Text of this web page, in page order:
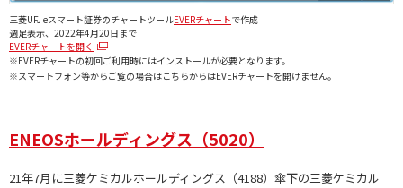
三菱UFJ eスマート証券のチャートツールEVERチャートで作成
週足表示、2022年4月20日まで
EVERチャートを開く
※EVERチャートの初回ご利用時にはインストールが必要となります。
※スマートフォン等からご覧の場合はこちらからはEVERチャートを開けません。
ENEOSホールディングス（5020）
21年7月に三菱ケミカルホールディングス（4188）傘下の三菱ケミカル